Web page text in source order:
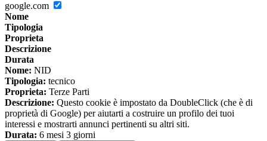
google.com
Nome
Tipologia
Proprieta
Descrizione
Durata
Nome: NID
Tipologia: tecnico
Proprieta: Terze Parti
Descrizione: Questo cookie è impostato da DoubleClick (che è di
proprietà di Google) per aiutarti a costruire un profilo dei tuoi
interessi e mostrarti annunci pertinenti su altri siti.
Durata: 6 mesi 3 giorni